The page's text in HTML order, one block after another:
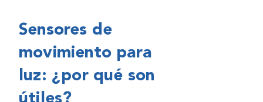
Sensores de
movimiento para
luz: ¿por qué son